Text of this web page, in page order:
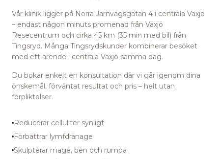
Vår klinik ligger på Norra Järnvägsgatan 4 i centrala Växjö
– endast någon minuts promenad från Växjö
Resecentrum och cirka 45 km (35 min med bil) från
Tingsryd. Många Tingsrydskunder kombinerar besöket
med ett ärende i centrala Växjö samma dag.
Du bokar enkelt en konsultation där vi går igenom dina
önskemål, förväntat resultat och pris – helt utan
förpliktelser.
Reducerar celluliter synligt
Förbättrar lymfdränage
Skulpterar mage, ben och rumpa